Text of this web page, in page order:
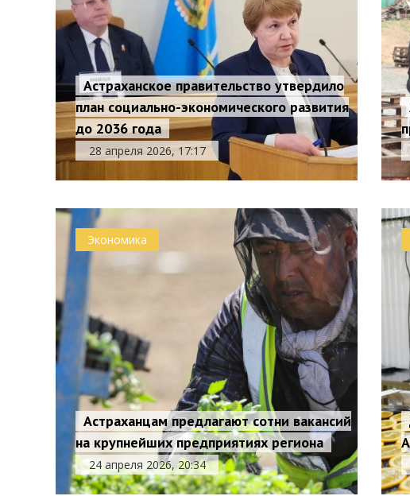
Астраханское правительство утвердило
план социально-экономического развития
до 2036 года
28 апреля 2026, 17:17
Экономика
Астраханцам предлагают сотни вакансий
на крупнейших предприятиях региона
24 апреля 2026, 20:34